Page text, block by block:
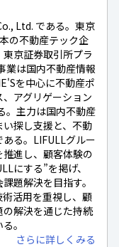
Ltd. である。東京
の不動産テック企
京証券取引所プラ
業は国内不動産情報
を中心に不動産ポ
アグリゲーション
。主力は国内不動産
探し支援と、不動
る。LIFULLグルー
進し、顧客体験の
にする”を掲げ、
題解決を目指す。
活用を重視し、顧
解決を通じた持続
。
さらに詳しくみる